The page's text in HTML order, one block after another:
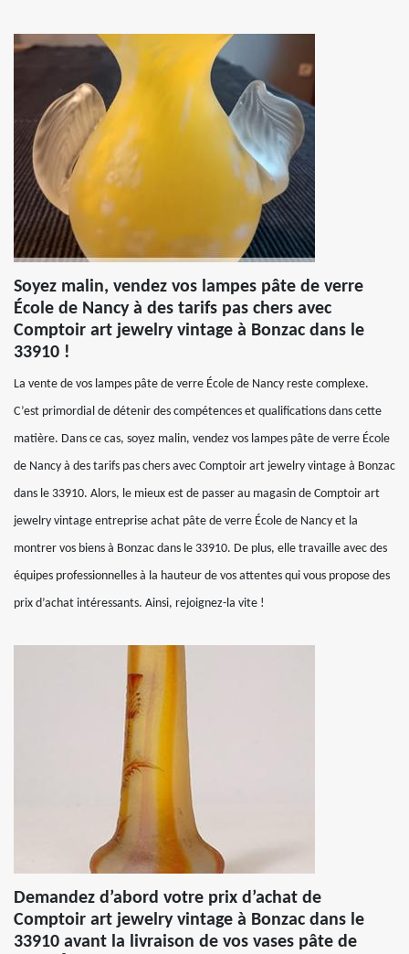
Soyez malin, vendez vos lampes pâte de verre
École de Nancy à des tarifs pas chers avec
Comptoir art jewelry vintage à Bonzac dans le
33910 !
La vente de vos lampes pâte de verre École de Nancy reste complexe.
C’est primordial de détenir des compétences et qualifications dans cette
matière. Dans ce cas, soyez malin, vendez vos lampes pâte de verre École
de Nancy à des tarifs pas chers avec Comptoir art jewelry vintage à Bonzac
dans le 33910. Alors, le mieux est de passer au magasin de Comptoir art
jewelry vintage entreprise achat pâte de verre École de Nancy et la
montrer vos biens à Bonzac dans le 33910. De plus, elle travaille avec des
équipes professionnelles à la hauteur de vos attentes qui vous propose des
prix d’achat intéressants. Ainsi, rejoignez-la vite !
Demandez d’abord votre prix d’achat de
Comptoir art jewelry vintage à Bonzac dans le
33910 avant la livraison de vos vases pâte de